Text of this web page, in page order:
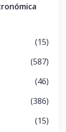
(15)
(587)
(46)
(386)
(15)